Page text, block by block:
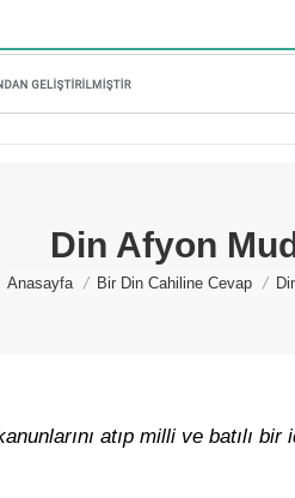
Din Afyon
You are here:
Anasayfa Bir Din Cahiline Cevap
atıp milli ve batılı